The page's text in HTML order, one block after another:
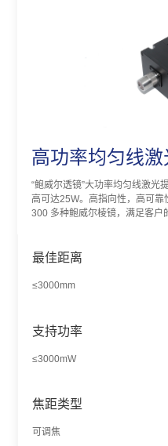
高功率均匀线激
“鲍威尔透镜”大功率均匀线激光
高可达25W。高指向性，高可
300 多种鲍威尔棱镜，满足客户
最佳距离
≤3000mm
支持功率
≤3000mW
焦距类型
可调焦